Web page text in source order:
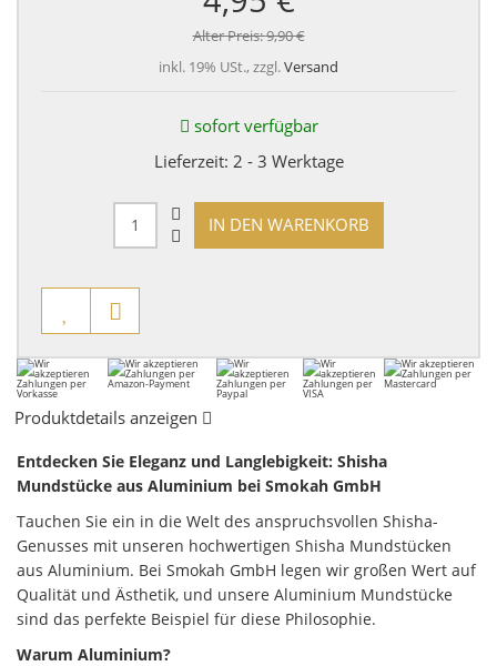
Alter Preis:9,90 €
inkl. 19% USt., zzgl.Versand
sofort verfügbar
Lieferzeit: 2 - 3 Werktage
IN DEN WARENKORB
Produktdetails anzeigen
Entdecken Sie Eleganz und Langlebigkeit: Shisha
Mundstücke aus Aluminium bei Smokah GmbH
Tauchen Sie ein in die Welt des anspruchsvollen Shisha-
Genusses mit unseren hochwertigen Shisha Mundstücken
aus Aluminium. Bei Smokah GmbH legen wir großen Wert auf
Qualität und Ästhetik, und unsere Aluminium Mundstücke
sind das perfekte Beispiel für diese Philosophie.
Warum Aluminium?